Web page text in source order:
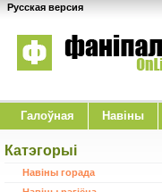
Русская версия
Галоўная Навіны
Катэгорыі
Навіны горада